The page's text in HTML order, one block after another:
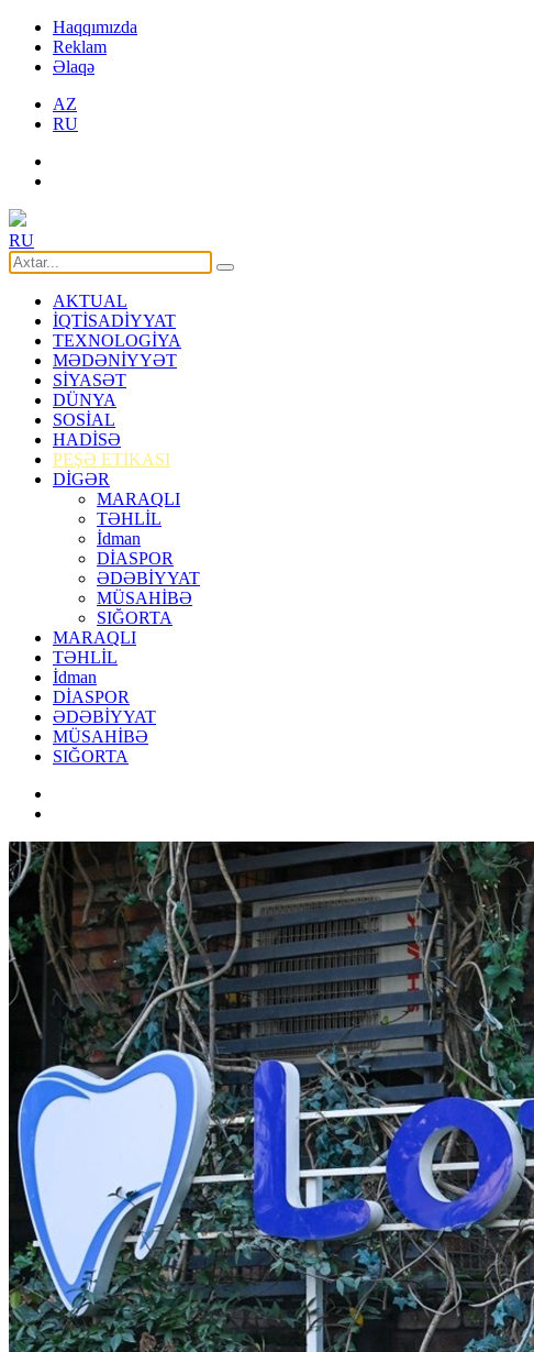
Haqqımızda
Reklam
Əlaqə
AZ
RU
RU
AKTUAL
İQTİSADİYYAT
TEXNOLOGİYA
MƏDƏNİYYƏT
SİYASƏT
DÜNYA
SOSİAL
HADİSƏ
PEŞƏ ETİKASI
DİGƏR
MARAQLI
TƏHLİL
İdman
DİASPOR
ƏDƏBİYYAT
MÜSAHİBƏ
SIĞORTA
MARAQLI
TƏHLİL
İdman
DİASPOR
ƏDƏBİYYAT
MÜSAHİBƏ
SIĞORTA